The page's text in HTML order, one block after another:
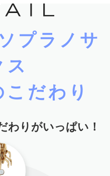
プラノサ
ス
こだわり
わりがいっぱい！